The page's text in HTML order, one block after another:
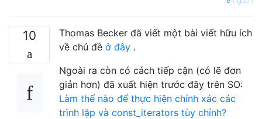
10
Thomas Becker đã viết một bài viết hữu ích
về chủ đề ở đây .
Ngoài ra còn có cách tiếp cận (có lẽ đơn
giản hơn) đã xuất hiện trước đây trên SO:
Làm thế nào để thực hiện chính xác các
trình lặp và const_iterators tùy chỉnh?